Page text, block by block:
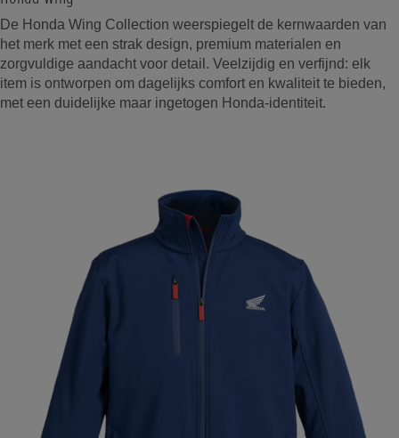
De Honda Wing Collection weerspiegelt de kernwaarden van
het merk met een strak design, premium materialen en
zorgvuldige aandacht voor detail. Veelzijdig en verfijnd: elk
item is ontworpen om dagelijks comfort en kwaliteit te bieden,
met een duidelijke maar ingetogen Honda-identiteit.